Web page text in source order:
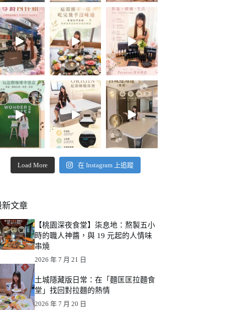
Load More 在 Instagram 上追蹤
新文章
【桃園深夜食堂】柒息地：熬製五小
時的職人神醬，與 19 元起的人情味
串燒
2026 年 7 月 21 日
土城隱藏版日常：在「麵匡匡拉麵食
堂」找回對拉麵的熱情
2026 年 7 月 20 日